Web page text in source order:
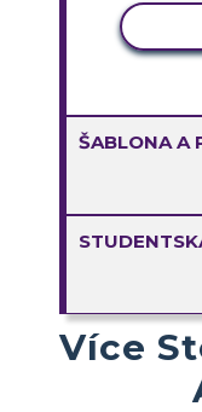
ŠABLONA A
Více